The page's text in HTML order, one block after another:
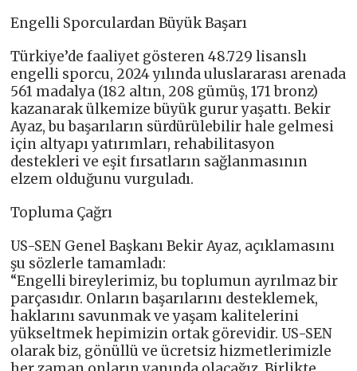
Engelli Sporculardan Büyük Başarı
Türkiye’de faaliyet gösteren 48.729 lisanslı
engelli sporcu, 2024 yılında uluslararası arenada
561 madalya (182 altın, 208 gümüş, 171 bronz)
kazanarak ülkemize büyük gurur yaşattı. Bekir
Ayaz, bu başarıların sürdürülebilir hale gelmesi
için altyapı yatırımları, rehabilitasyon
destekleri ve eşit fırsatların sağlanmasının
elzem olduğunu vurguladı.
Topluma Çağrı
US-SEN Genel Başkanı Bekir Ayaz, açıklamasını
şu sözlerle tamamladı:
“Engelli bireylerimiz, bu toplumun ayrılmaz bir
parçasıdır. Onların başarılarını desteklemek,
haklarını savunmak ve yaşam kalitelerini
yükseltmek hepimizin ortak görevidir. US-SEN
olarak biz, gönüllü ve ücretsiz hizmetlerimizle